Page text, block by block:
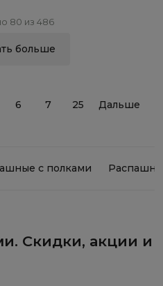
80 из 486
больше
6 7 25 Дальше
с полками
Скидки, акции и